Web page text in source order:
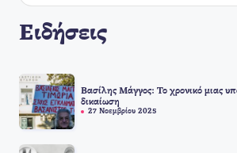
Ειδήσεις
Βασίλης Μάγγος: Το χρονικό μιας
δικαίωση
27 Νοεμβρίου 2025